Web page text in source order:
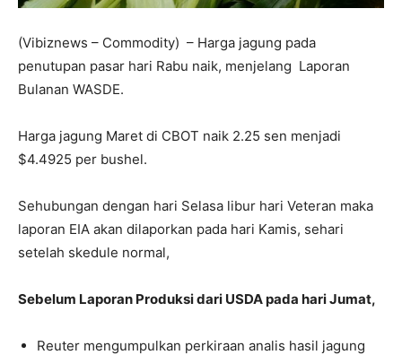
(Vibiznews – Commodity) – Harga jagung pada
penutupan pasar hari Rabu naik, menjelang Laporan
Bulanan WASDE.
Harga jagung Maret di CBOT naik 2.25 sen menjadi
$4.4925 per bushel.
Sehubungan dengan hari Selasa libur hari Veteran maka
laporan EIA akan dilaporkan pada hari Kamis, sehari
setelah skedule normal,
Sebelum Laporan Produksi dari USDA pada hari Jumat,
Reuter mengumpulkan perkiraan analis hasil jagung